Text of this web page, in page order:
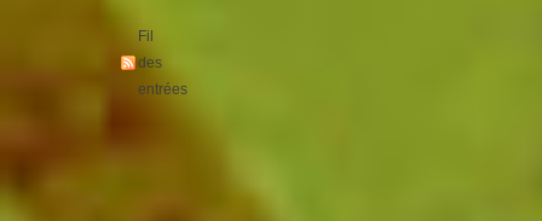
Fil
des
entrées